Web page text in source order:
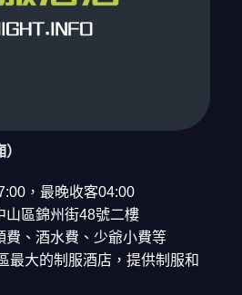
，最晚收客04:00
山區錦州街48號二樓
費、酒水費、少爺小費等
最大的制服酒店，提供制服和